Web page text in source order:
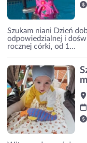
Szukam niani Dzień
odpowiedzialnej i
rocznej córki, od 1...